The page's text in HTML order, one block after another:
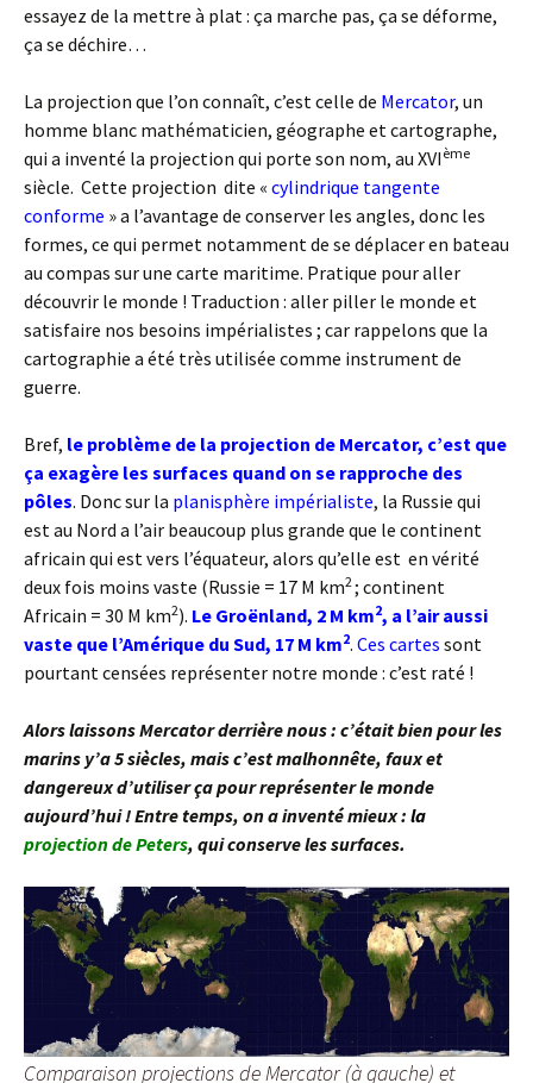
essayez de la mettre à plat : ça marche pas, ça se déforme,
ça se déchire…
La projection que l’on connaît, c’est celle de Mercator, un
homme blanc mathématicien, géographe et cartographe,
qui a inventé la projection qui porte son nom, au XVI ème
siècle. Cette projection dite « cylindrique tangente
conforme » a l’avantage de conserver les angles, donc les
formes, ce qui permet notamment de se déplacer en bateau
au compas sur une carte maritime. Pratique pour aller
découvrir le monde ! Traduction : aller piller le monde et
satisfaire nos besoins impérialistes ; car rappelons que la
cartographie a été très utilisée comme instrument de
guerre.
Bref, le problème de la projection de Mercator, c’est que
ça exagère les surfaces quand on se rapproche des
pôles. Donc sur la planisphère impérialiste, la Russie qui
est au Nord a l’air beaucoup plus grande que le continent
africain qui est vers l’équateur, alors qu’elle est en vérité
deux fois moins vaste (Russie = 17 M km2; continent
Africain = 30 M km2). Le Groënland, 2 M km2, a l’air aussi
vaste que l’Amérique du Sud, 17 M km2. Ces cartes sont
pourtant censées représenter notre monde : c’est raté !
Alors laissons Mercator derrière nous : c’était bien pour les
marins y’a 5 siècles, mais c’est malhonnête, faux et
dangereux d’utiliser ça pour représenter le monde
aujourd’hui ! Entre temps, on a inventé mieux : la
projection de Peters, qui conserve les surfaces.
Comparaison projections de Mercator (à gauche) et